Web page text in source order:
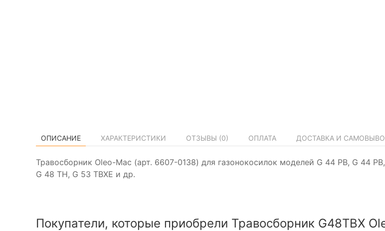
ОПИСАНИЕ ХАРАКТЕРИСТИКИ ОТЗЫВЫ (0) ОПЛАТА ДОСТАВКА И
Травосборник Oleo-Mac (арт. 6607-0138) для газонокосилок моделей G 44 PB, G 44
G 48 TH, G 53 TBXE и др.
Покупатели, которые приобрели Травосборник G48TBX